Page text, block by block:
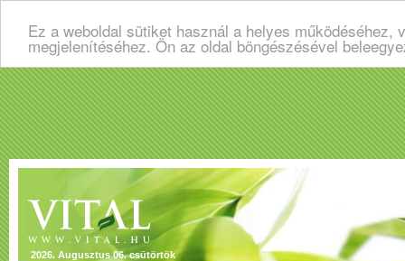
Ez a weboldal sütiket használ a helyes
megjelenítéséhez. Ön az oldal böngészésével
2026. Augusztus 06. csütörtök